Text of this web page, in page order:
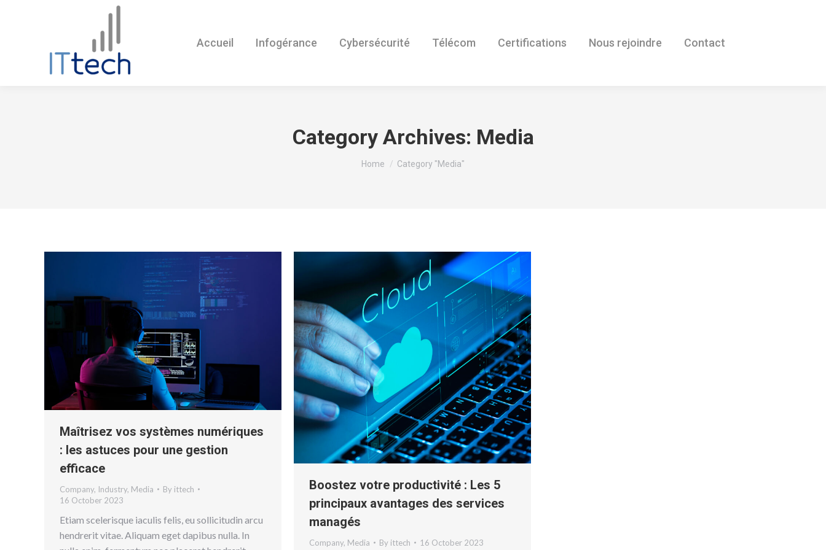
Accueil Infogérance Cybersécurité Télécom Certifications Nous rejoindre Contact
Category Archives: Media
You are here:
Home Category "Media"
Maîtrisez vos systèmes numériques
: les astuces pour une gestion
efficace
Company, Industry, Media By ittech
16 October 2023
Etiam scelerisque iaculis felis, eu sollicitudin arcu
hendrerit vitae. Aliquam eget dapibus nulla. In
Boostez votre productivité : Les 5
principaux avantages des services
managés
Company, Media By ittech 16 October 2023